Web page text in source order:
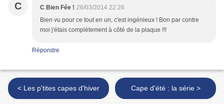
C C Bien Fée ! 26/03/2014 22:26
Bien vu pour ce tout en un, c'est ingénieux ! Bon par contre
moi j'étais complètement à côté de la plaque !!!
Répondre
< Les p'tites capes d'hiver Cape d'été : la série >